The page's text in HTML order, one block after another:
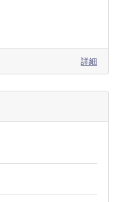
詳細